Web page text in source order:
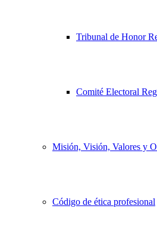
Tribunal de Honor
Comité Electoral
Misión, Visión, Valores y
Código de ética profesional